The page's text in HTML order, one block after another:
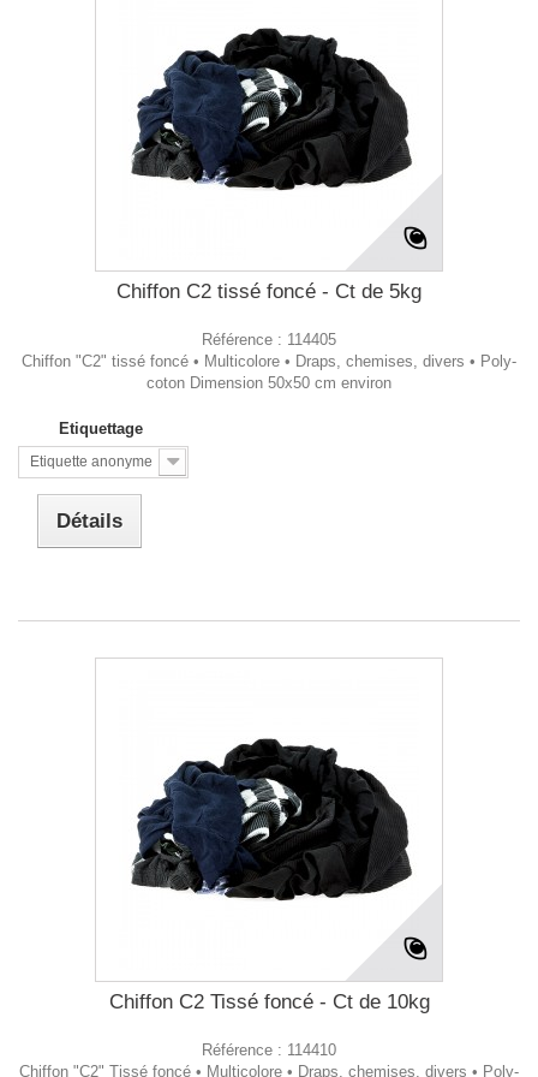
Chiffon C2 tissé foncé - Ct de 5kg
Référence : 114405
Chiffon "C2" tissé foncé • Multicolore • Draps, chemises, divers • Poly-
coton Dimension 50x50 cm environ
Etiquettage
Etiquette anonyme
Détails
Chiffon C2 Tissé foncé - Ct de 10kg
Référence : 114410
Chiffon "C2" Tissé foncé • Multicolore • Draps, chemises, divers • Poly-